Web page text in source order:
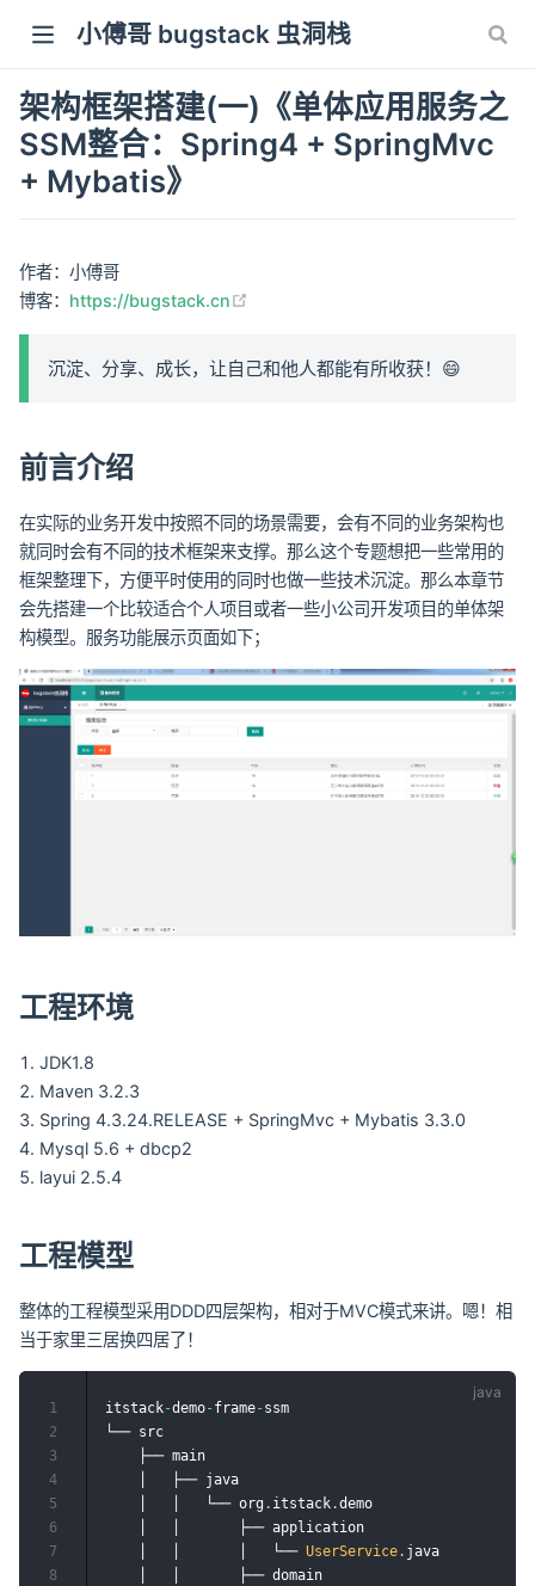
小傅哥 bugstack 虫洞栈
架构框架搭建(一)《单体应用服务之
SSM整合：Spring4 + SpringMvc
+ Mybatis》
作者：小傅哥
博客： https://bugstack.cn
沉淀、分享、成长，让自己和他人都能有所收获！😄
前言介绍
在实际的业务开发中按照不同的场景需要，会有不同的业务架构也
就同时会有不同的技术框架来支撑。那么这个专题想把一些常用的
框架整理下，方便平时使用的同时也做一些技术沉淀。那么本章节
会先搭建一个比较适合个人项目或者一些小公司开发项目的单体架
构模型。服务功能展示页面如下；
工程环境
JDK1.8
Maven 3.2.3
Spring 4.3.24.RELEASE + SpringMvc + Mybatis 3.3.0
Mysql 5.6 + dbcp2
layui 2.5.4
工程模型
整体的工程模型采用DDD四层架构，相对于MVC模式来讲。嗯！相
当于家里三居换四居了！
itstack-demo- frame- ssm
└── src
    ├── main
    │   ├── java
    │   │   └── org
. itstack .demo
    │   │       ├── application
    │   │       │	└──
UserService . java
    │   │       ├── domain
1
2
3
4
5
6
7
8